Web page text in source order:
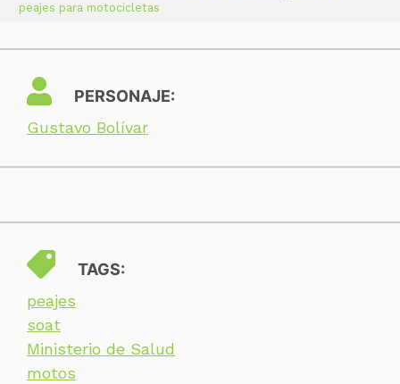
peajes para motocicletas
PERSONAJE:
Gustavo Bolívar
TAGS:
peajes
soat
Ministerio de Salud
motos